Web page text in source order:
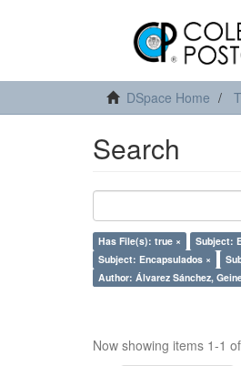
DSpace Home
Search
Has File(s): true × Subject:
Subject: Encapsulados ×
Author: Álvarez Sánchez,
Now showing items 1-1